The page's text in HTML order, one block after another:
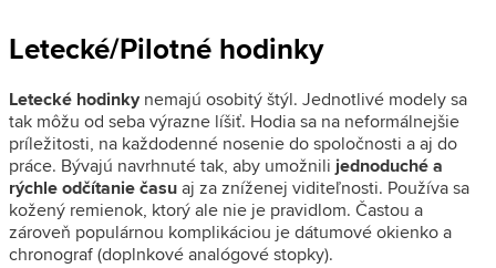
Letecké/Pilotné hodinky
Letecké hodinkynemajú osobitý štýl. Jednotlivé modely sa
tak môžu od seba výrazne líšiť. Hodia sa na neformálnejšie
príležitosti, na každodenné nosenie do spoločnosti a aj do
práce. Bývajú navrhnuté tak, aby umožnili jednoduché a
rýchle odčítanie časuaj za zníženej viditeľnosti. Používa sa
kožený remienok, ktorý ale nie je pravidlom. Častou a
zároveň populárnou komplikáciou je dátumové okienko a
chronograf (doplnkové analógové stopky).